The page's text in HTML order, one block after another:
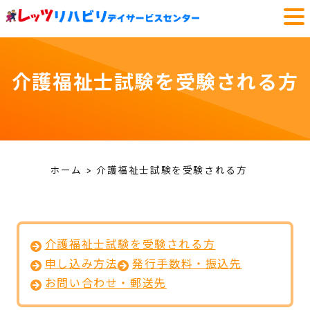
介護福祉士試験を受験される方
ホーム 介護福祉士試験を受験される方
介護福祉士試験を受験される方
申し込み方法
発行手数料・振込先
お問い合わせ・郵送先